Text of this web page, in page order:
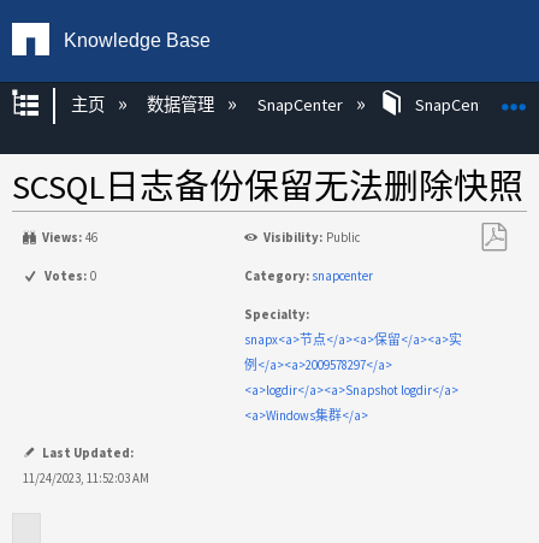
Knowledge Base
扩展/隐缩全局层次
主页 数据管理 SnapCenter SnapCenter知
SCSQL日志备份保留无法删除快照
Views: 46 Visibility: Public
Votes: 0 Category: snapcenter
Specialty:
snapx<a>节点</a><a>保留</a><a>实
例</a><a>2009578297</a>
<a>logdir</a><a>Snapshot logdir</a>
<a>Windows集群</a>
Last Updated:
11/24/2023, 11:52:03 AM